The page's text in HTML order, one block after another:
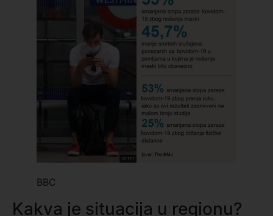
BBC
Kakva je situacija u regionu?